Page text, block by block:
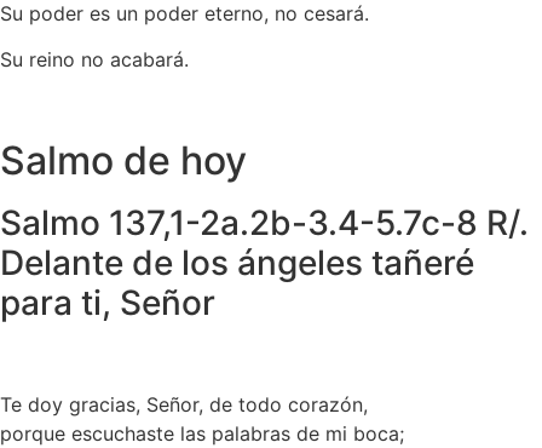
Su poder es un poder eterno, no cesará.
Su reino no acabará.
Salmo de hoy
Salmo 137,1-2a.2b-3.4-5.7c-8 R/.
Delante de los ángeles tañeré
para ti, Señor
Te doy gracias, Señor, de todo corazón,
porque escuchaste las palabras de mi boca;